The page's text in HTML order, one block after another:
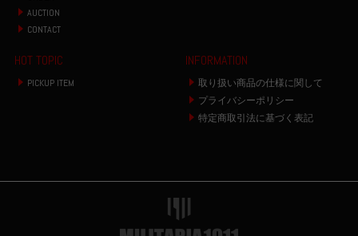
AUCTION
CONTACT
HOT TOPIC
PICKUP ITEM
INFORMATION
取り扱い商品の仕様に関して
プライバシーポリシー
特定商取引法に基づく表記